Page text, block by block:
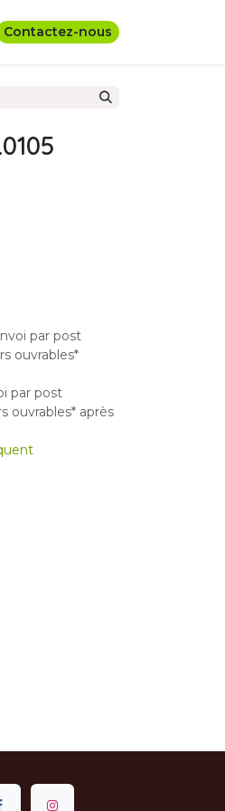
Contactez-nous
par post
ouvrables*
par post
ouvrables* après